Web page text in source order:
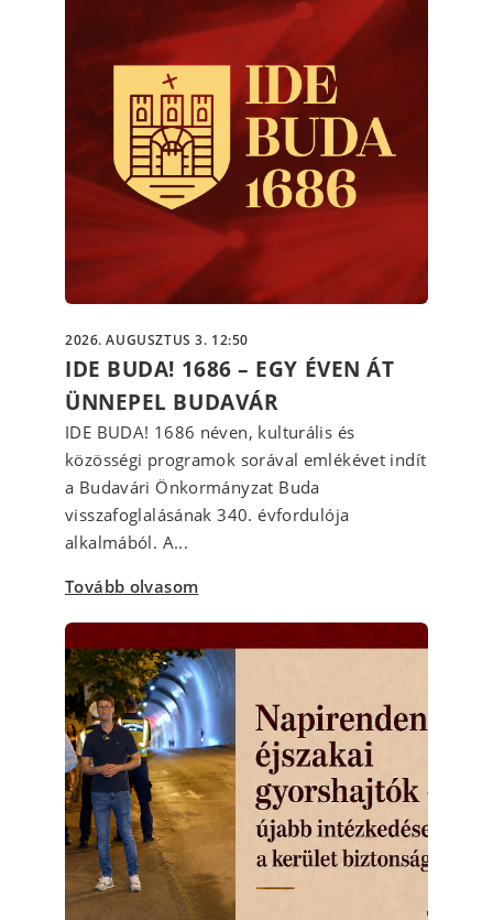
2026. AUGUSZTUS 3. 12:50
IDE BUDA! 1686 – EGY ÉVEN ÁT
ÜNNEPEL BUDAVÁR
IDE BUDA! 1686 néven, kulturális és
közösségi programok sorával emlékévet indít
a Budavári Önkormányzat Buda
visszafoglalásának 340. évfordulója
alkalmából. A...
Tovább olvasom